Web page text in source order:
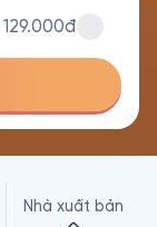
129.000đ
Nhà xuất bản